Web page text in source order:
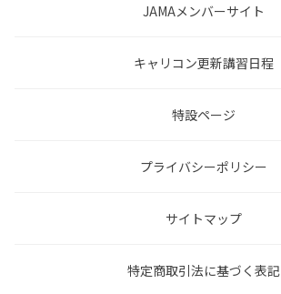
JAMAメンバーサイト
キャリコン更新講習日程
特設ページ
プライバシーポリシー
サイトマップ
特定商取引法に基づく表記